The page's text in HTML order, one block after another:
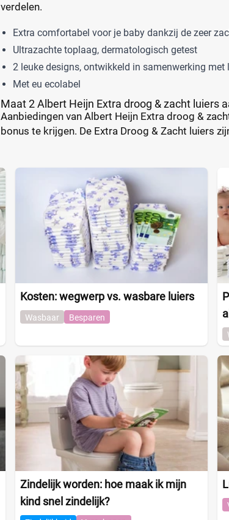
verdelen.
Extra comfortabel voor je baby dankzij de zeer
Ultrazachte toplaag, dermatologisch getest
2 leuke designs, ontwikkeld in samenwerking met
Met eu ecolabel
Maat 2 Albert Heijn Extra droog & zacht luiers
Aanbiedingen van Albert Heijn Extra droog &
bonus te krijgen. De Extra Droog & Zacht luiers
Kosten: wegwerp vs. wasbare luiers
Wasbaar Besparen
Zindelijk worden: hoe maak ik mijn
kind snel zindelijk?